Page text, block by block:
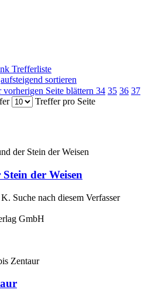
Trefferliste
aufsteigend sortieren
vorherigen Seite blättern 34 35 36 37
Treffer pro Seite
der Weisen
K. Suche nach diesem Verfasser
GmbH